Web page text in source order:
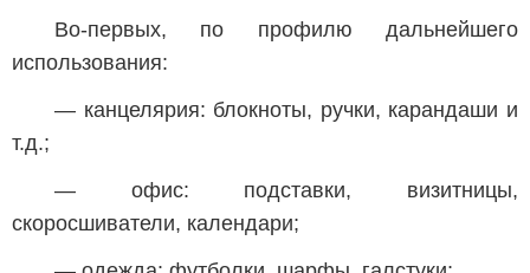
Во-первых, по профилю дальнейшего
использования:
— канцелярия: блокноты, ручки, карандаши и
т.д.;
— офис: подставки, визитницы,
скоросшиватели, календари;